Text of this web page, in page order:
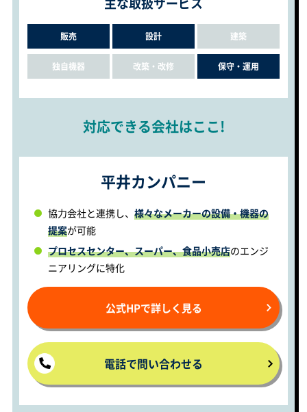
販売 設計 建築
独自機器 改築・改修 保守・運用
対応できる会社はここ!
平井カンパニー
協力会社と連携し、 様々なメーカーの設備・機器の
提案が可能
プロセスセンター、スーパー、食品小売店のエンジ
ニアリングに特化
公式HPで詳しく見る
電話で問い合わせる